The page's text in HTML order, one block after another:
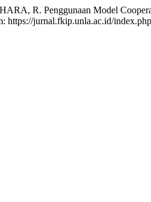
R. Penggunaan Model
https://jurnal.fkip.unla.ac.id/